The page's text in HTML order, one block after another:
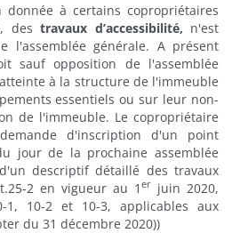
donnée à certains copropriétaires
, destravaux d’accessibilité, n'est
l'assemblée générale. A présent
sauf opposition de l'assemblée
à la structure de l'immeuble
essentiels ou sur leur non-
de l'immeuble. Le copropriétaire
d'inscription d'un point
jour de la prochaine assemblée
descriptif détaillé des travaux
2 en vigueur au 1 er juin 2020,
1, 10-2 et 10-3, applicables aux
du 31 décembre 2020))